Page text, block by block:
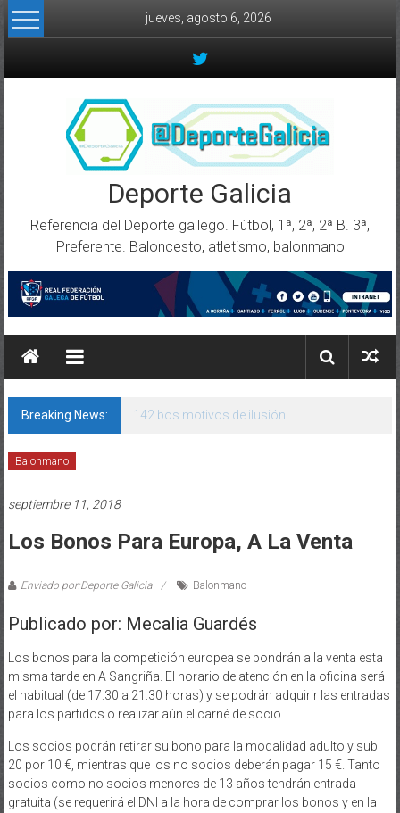
Skip to content
jueves, agosto 6, 2026
Deporte Galicia
Referencia del Deporte gallego. Fútbol, 1ª, 2ª, 2ª B. 3ª,
Preferente. Baloncesto, atletismo, balonmano
Breaking News: 142 bos motivos de ilusión
Balonmano
septiembre 11, 2018
Los Bonos Para Europa, A La Venta
Enviado por:Deporte Galicia Balonmano
Publicado por: Mecalia Guardés
Los bonos para la competición europea se pondrán a la venta esta
misma tarde en A Sangriña. El horario de atención en la oficina será
el habitual (de 17:30 a 21:30 horas) y se podrán adquirir las entradas
para los partidos o realizar aún el carné de socio.
Los socios podrán retirar su bono para la modalidad adulto y sub
20 por 10 €, mientras que los no socios deberán pagar 15 €. Tanto
socios como no socios menores de 13 años tendrán entrada
gratuita (se requerirá el DNI a la hora de comprar los bonos y en la